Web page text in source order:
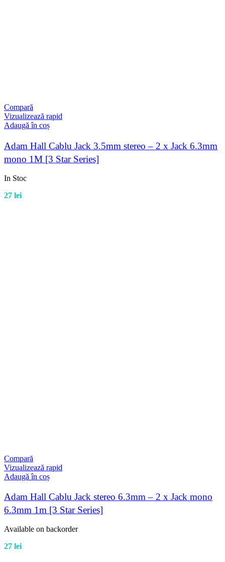
Compară
Vizualizează rapid
Adaugă în coș
Adam Hall Cablu Jack 3.5mm stereo – 2 x Jack 6.3mm
mono 1M [3 Star Series]
In Stoc
27 lei
Compară
Vizualizează rapid
Adaugă în coș
Adam Hall Cablu Jack stereo 6.3mm – 2 x Jack mono
6.3mm 1m [3 Star Series]
Available on backorder
27 lei